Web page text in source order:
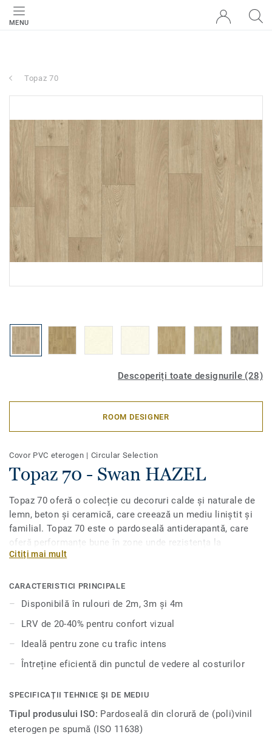
MENU
Topaz 70
Descoperiți toate designurile (28)
ROOM DESIGNER
Covor PVC eterogen | Circular Selection
Topaz 70 - Swan HAZEL
Topaz 70 oferă o colecție cu decoruri calde și naturale de
lemn, beton și ceramică, care creează un mediu liniștit și
familial. Topaz 70 este o pardoseală antiderapantă, care
oferă performanțe bune în zone unde rezistența la
alunecare este esențială. Topaz 70 îmbunătățește
deoarece peste 50% a culorilor din această gamă au o
valoare LRV (valoare de reflectare a luminii) de 20-40%.
Această colecție are proprietăți acustice bune de 13dB și
este disponibilă în formate de 2, 3 și 4 metri, ceea ce face
posibilă o instalare fără sudură, care se potrivește cu
Citiți mai mult
CARACTERISTICI PRINCIPALE
Disponibilă în rulouri de 2m, 3m și 4m
LRV de 20-40% pentru confort vizual
Ideală pentru zone cu trafic intens
Întreține eficientă din punctul de vedere al costurilor
SPECIFICAȚII TEHNICE ȘI DE MEDIU
Tipul produsului ISO: Pardoseală din clorură de (poli)vinil
eterogen pe spumă (ISO 11638)